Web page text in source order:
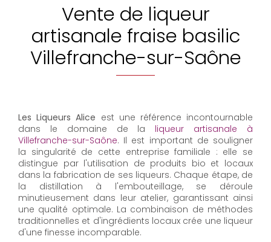
Vente de liqueur
artisanale fraise basilic
Villefranche-sur-Saône
Les Liqueurs Alice est une référence incontournable
dans le domaine de la liqueur artisanale à
Villefranche-sur-Saône. Il est important de souligner
la singularité de cette entreprise familiale : elle se
distingue par l'utilisation de produits bio et locaux
dans la fabrication de ses liqueurs. Chaque étape, de
la distillation à l'embouteillage, se déroule
minutieusement dans leur atelier, garantissant ainsi
une qualité optimale. La combinaison de méthodes
traditionnelles et d'ingrédients locaux crée une liqueur
d'une finesse incomparable.